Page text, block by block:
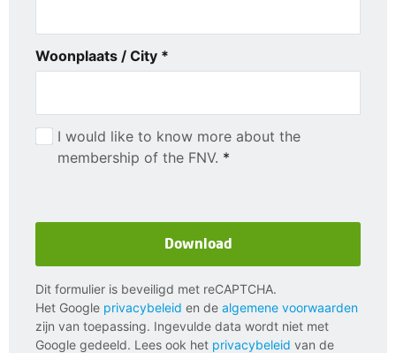
Woonplaats / City *
I would like to know more about the
membership of the FNV. *
Dit formulier is beveiligd met reCAPTCHA.
Het Google privacybeleid en de algemene voorwaarden
zijn van toepassing. Ingevulde data wordt niet met
Google gedeeld. Lees ook het privacybeleid van de
Download